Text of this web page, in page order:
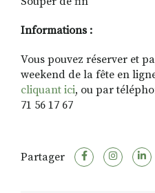
Informations :
Vous pouvez réserver et
weekend de la fête en
cliquant ici, ou par
71 56 17 67
Partager